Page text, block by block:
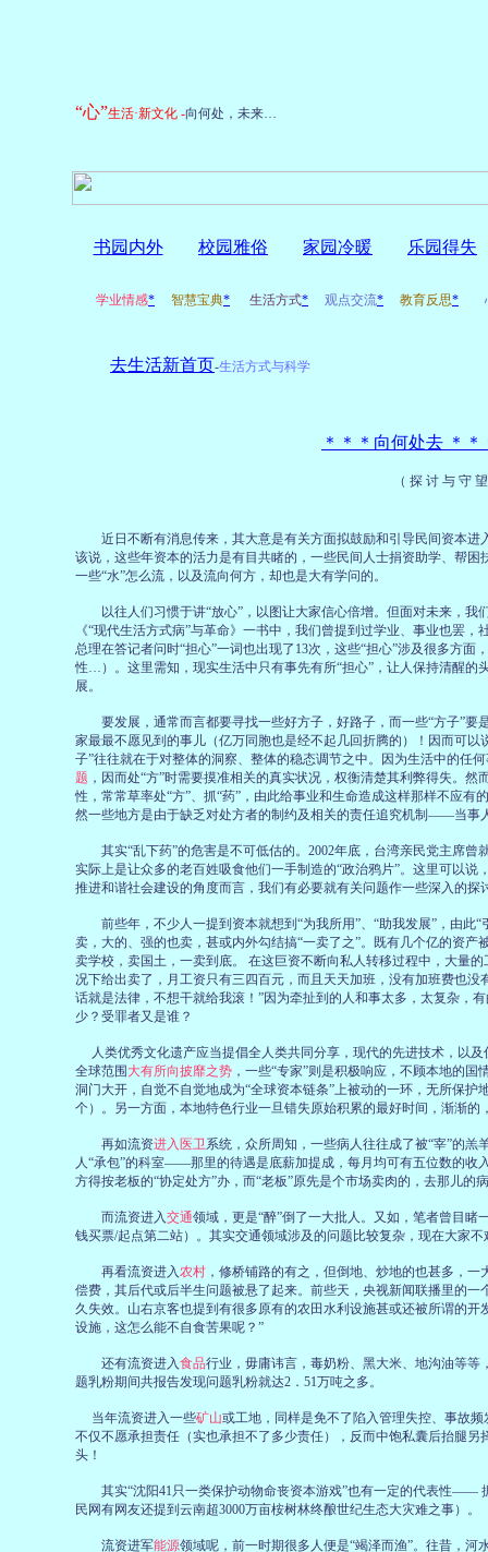
“心”生活·新文化 -向何处，未来…
书园内外 校园雅俗 家园冷暖 乐园得失
学业情感* 智慧宝典* 生活方式* 观点交流* 教育反思* 心
去生活新首页-生活方式与科学
＊＊＊向何处去 ＊
（ 探 讨 与 守
近日不断有消息传来，其大意是有关方面拟鼓励和引导民间资本进
该说，这些年资本的活力是有目共睹的，一些民间人士捐资助学、帮
一些“水”怎么流，以及流向何方，却也是大有学问的。
以往人们习惯于讲“放心”，以图让大家信心倍增。但面对未来，我
《“现代生活方式病”与革命》一书中，我们曾提到过学业、事业也罢
总理在答记者问时“担心”一词也出现了13次，这些“担心”涉及很多方
性…）。这里需知，现实生活中只有事先有所“担心”，让人保持清醒的
展。
要发展，通常而言都要寻找一些好方子，好路子，而一些“方子”要
家最最不愿见到的事儿（亿万同胞也是经不起几回折腾的）！因而可
子”往往就在于对整体的洞察、整体的稳态调节之中。因为生活中的任
题 ，因而处“方”时需要摸准相关的真实状况，权衡清楚其利弊得失。
性，常常草率处“方”、抓“药”，由此给事业和生命造成这样那样不应
然一些地方是由于缺乏对处方者的制约及相关的责任追究机制——当事
其实“乱下药”的危害是不可低估的。2002年底，台湾亲民党主席曾
实际上是让众多的老百姓吸食他们一手制造的“政治鸦片”。这里可以
推进和谐社会建设的角度而言，我们有必要就有关问题作一些深入的探
前些年，不少人一提到资本就想到“为我所用”、“助我发展”，由此“
卖，大的、强的也卖，甚或内外勾结搞“一卖了之”。既有几个亿的资
卖学校，卖国土，一卖到底。 在这巨资不断向私人转移过程中，大量
况下给出卖了，月工资只有三四百元，而且天天加班，没有加班费也
话就是法律，不想干就给我滚！”因为牵扯到的人和事太多，太复杂，
少？受罪者又是谁？
人类优秀文化遗产应当提倡全人类共同分享，现代的先进技术，以
全球范围 大有所向披靡之势 ，一些“专家”则是积极响应，不顾本地的
洞门大开，自觉不自觉地成为“全球资本链条”上被动的一环，无所保
个）。另一方面，本地特色行业一旦错失原始积累的最好时间，渐渐
再如流资进入医卫系统，众所周知，一些病人往往成了被“宰”的
人“承包”的科室——那里的待遇是底薪加提成，每月均可有五位数的收
方得按老板的“协定处方”办，而“老板”原先是个市场卖肉的，去那儿的
而流资进入交通领域，更是“醉”倒了一大批人。又如，笔者曾目
钱买票/起点第二站）。其实交通领域涉及的问题比较复杂，现在大家
再看流资进入农村 ，修桥铺路的有之，但倒地、炒地的也甚多，
偿费，其后代或后半生问题被悬了起来。前些天，央视新闻联播里的
久失效。山右京客也提到有很多原有的农田水利设施甚或还被所谓的
设施，这怎么能不自食苦果呢？”
还有流资进入食品行业 ，毋庸讳言，毒奶粉、黑大米、地沟油等
题乳粉期间共报告发现问题乳粉就达2．51万吨之多。
当年流资进入一些矿山或工地，同样是免不了陷入管理失控、事故
不仅不愿承担责任（实也承担不了多少责任），反而中饱私囊后抬腿
头！
其实“沈阳41只一类保护动物命丧资本游戏”也有一定的代表性——
民网有网友还提到云南超3000万亩桉树林终酿世纪生态大灾难之事）。
流资进军能源领域呢，前一时期很多人便是“竭泽而渔”。往昔，